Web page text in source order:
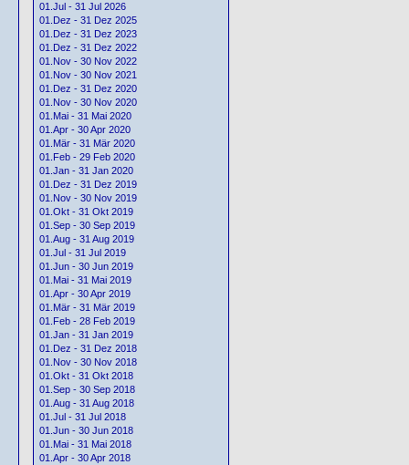
01.Jul - 31 Jul 2026
01.Dez - 31 Dez 2025
01.Dez - 31 Dez 2023
01.Dez - 31 Dez 2022
01.Nov - 30 Nov 2022
01.Nov - 30 Nov 2021
01.Dez - 31 Dez 2020
01.Nov - 30 Nov 2020
01.Mai - 31 Mai 2020
01.Apr - 30 Apr 2020
01.Mär - 31 Mär 2020
01.Feb - 29 Feb 2020
01.Jan - 31 Jan 2020
01.Dez - 31 Dez 2019
01.Nov - 30 Nov 2019
01.Okt - 31 Okt 2019
01.Sep - 30 Sep 2019
01.Aug - 31 Aug 2019
01.Jul - 31 Jul 2019
01.Jun - 30 Jun 2019
01.Mai - 31 Mai 2019
01.Apr - 30 Apr 2019
01.Mär - 31 Mär 2019
01.Feb - 28 Feb 2019
01.Jan - 31 Jan 2019
01.Dez - 31 Dez 2018
01.Nov - 30 Nov 2018
01.Okt - 31 Okt 2018
01.Sep - 30 Sep 2018
01.Aug - 31 Aug 2018
01.Jul - 31 Jul 2018
01.Jun - 30 Jun 2018
01.Mai - 31 Mai 2018
01.Apr - 30 Apr 2018